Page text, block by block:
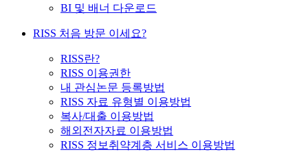
BI 및 배너 다운로드
RISS 처음 방문 이세요?
RISS란?
RISS 이용권한
내 관심논문 등록방법
RISS 자료 유형별 이용방법
복사/대출 이용방법
해외전자자료 이용방법
RISS 정보취약계층 서비스 이용방법